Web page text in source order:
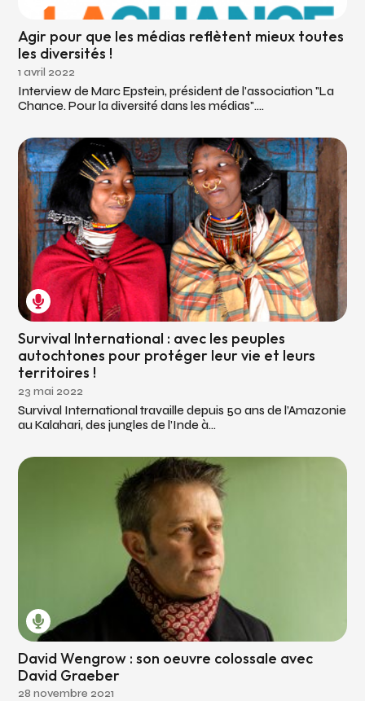
Agir pour que les médias reflètent mieux toutes
les diversités !
1 avril 2022
Interview de Marc Epstein, président de l'association "La
Chance. Pour la diversité dans les médias"....
Survival International : avec les peuples
autochtones pour protéger leur vie et leurs
territoires !
23 mai 2022
Survival International travaille depuis 50 ans de l’Amazonie
au Kalahari, des jungles de l’Inde à...
David Wengrow : son oeuvre colossale avec
David Graeber
28 novembre 2021